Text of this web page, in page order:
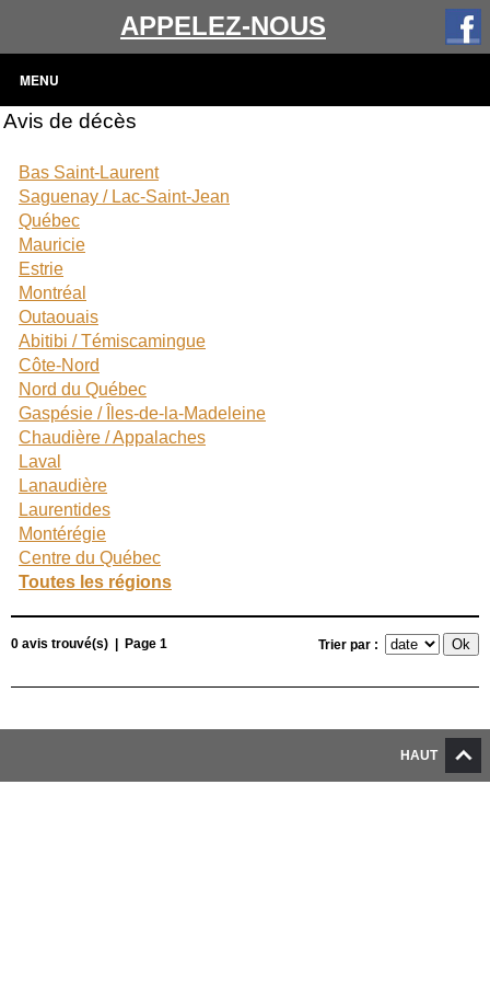
APPELEZ-NOUS
MENU
Avis de décès
Bas Saint-Laurent
Saguenay / Lac-Saint-Jean
Québec
Mauricie
Estrie
Montréal
Outaouais
Abitibi / Témiscamingue
Côte-Nord
Nord du Québec
Gaspésie / Îles-de-la-Madeleine
Chaudière / Appalaches
Laval
Lanaudière
Laurentides
Montérégie
Centre du Québec
Toutes les régions
0 avis trouvé(s) | Page 1 Trier par :
HAUT